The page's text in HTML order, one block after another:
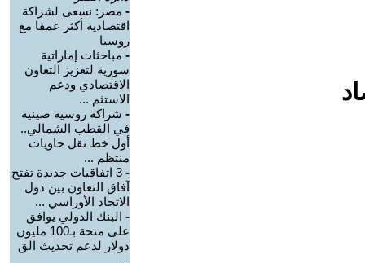
- مصر: نسعى لشراكة
اقتصادية أكثر عمقا مع
روسيا
- مباحثات إماراتية
سورية لتعزيز التعاون
الاقتصادي ودعم
الاستثم ...
- شراكة روسية صينية
في القطب الشمالي..
أول خط نقل حاويات
منتظم ...
-
3 اتفاقيات جديدة تفتح
آفاق التعاون بين دول
الاتحاد الأوراسي ...
- البنك الدولي يوافق
على منحة بـ100 مليون
دولار لدعم تحديث الق
...